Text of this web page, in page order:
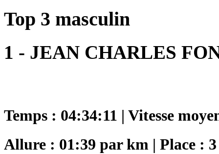
Top 3 masculin
1 - JEAN CHARLES
Temps : 04:34:11 | Vitesse
Allure : 01:39 par km | Place : 3